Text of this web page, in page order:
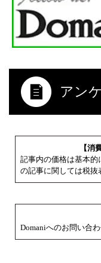
アン
【消
記事内の価格は基本的
の記事に関しては税抜
Domaniへのお問い合